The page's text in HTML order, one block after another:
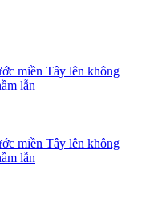
miền Tây lên không
lẫn
miền Tây lên không
lẫn